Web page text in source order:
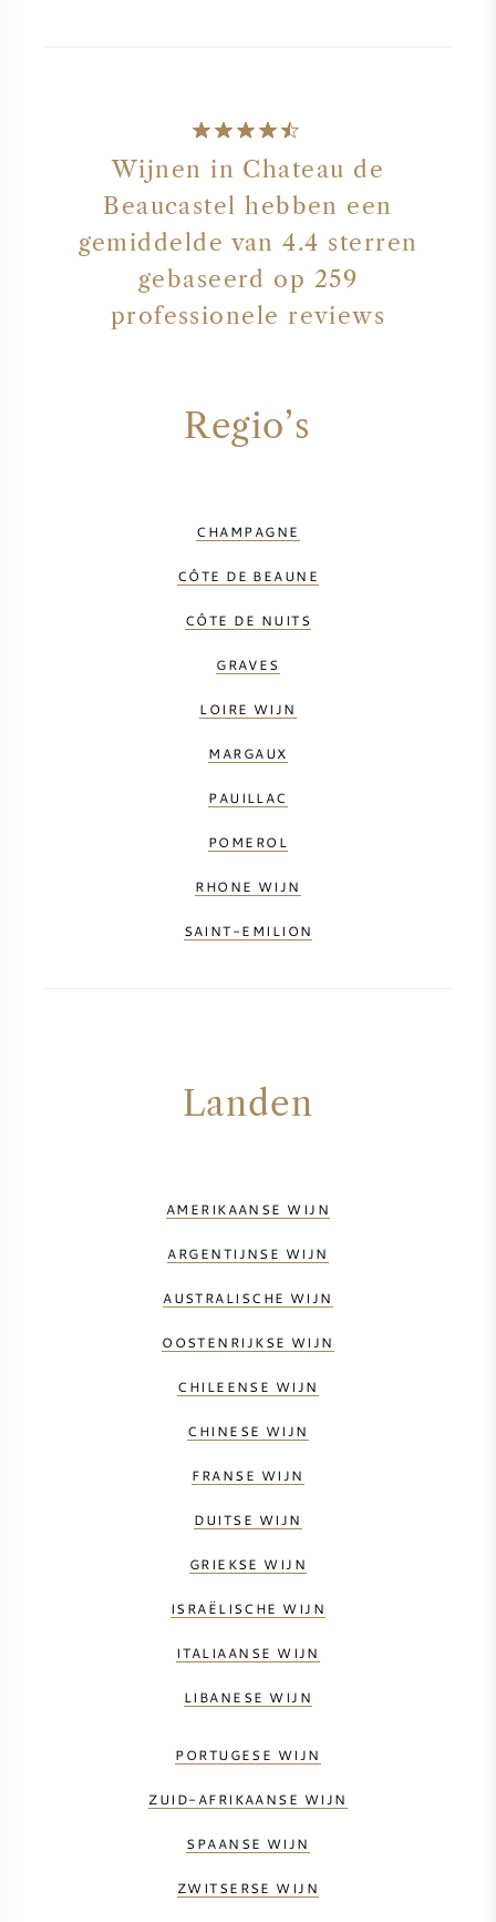
Wijnen in Chateau de
Beaucastel hebben een
gemiddelde van 4.4 sterren
gebaseerd op 259
professionele reviews
Regio’s
CHAMPAGNE
CÔTE DE BEAUNE
CÔTE DE NUITS
GRAVES
LOIRE WIJN
MARGAUX
PAUILLAC
POMEROL
RHONE WIJN
SAINT-EMILION
Landen
AMERIKAANSE WIJN
ARGENTIJNSE WIJN
AUSTRALISCHE WIJN
OOSTENRIJKSE WIJN
CHILEENSE WIJN
CHINESE WIJN
FRANSE WIJN
DUITSE WIJN
GRIEKSE WIJN
ISRAËLISCHE WIJN
ITALIAANSE WIJN
LIBANESE WIJN
PORTUGESE WIJN
ZUID-AFRIKAANSE WIJN
SPAANSE WIJN
ZWITSERSE WIJN